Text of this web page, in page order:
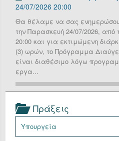
Είσοδος
24/07/2026 20:00
Θα θέλαμε να σας
την Παρασκευή 24/07/2026, από
20:00 και για εκτιμώμενη
(3) ωρών, το Πρόγραμμα
είναι διαθέσιμο λόγω
εργα...
Πράξεις
Υπουργεία